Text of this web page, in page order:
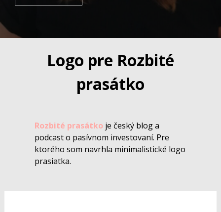
Logo pre Rozbité
prasátko
Rozbité prasátko je český blog a
podcast o pasívnom investovaní. Pre
ktorého som navrhla minimalistické logo
prasiatka.